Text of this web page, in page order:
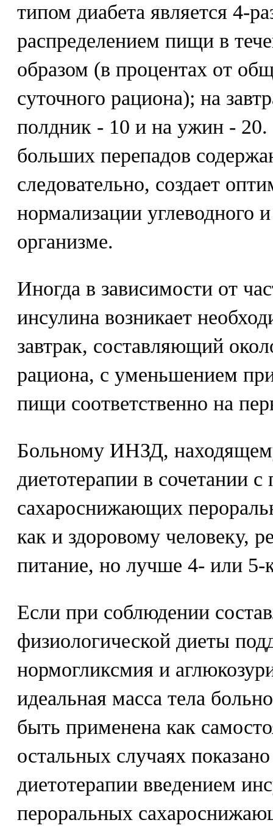
типом диабета является 4-
распределением пищи в
образом (в процентах от
суточного рациона); на
полдник - 10 и на ужин - 20.
больших перепадов
следовательно, создает
нормализации углеводного
организме.
Иногда в зависимости от
инсулина возникает
завтрак, составляющий
рациона, с уменьшением
пищи соответственно на
Больному ИНЗД,
диетотерапии в сочетании
сахароснижающих
как и здоровому человеку,
питание, но лучше 4- или
Если при соблюдении
физиологической диеты
нормогликсмия и
идеальная масса тела
быть применена как
остальных случаях
диетотерапии введением
пероральных